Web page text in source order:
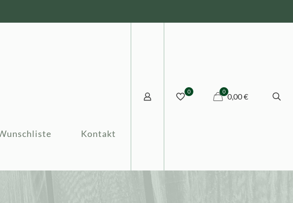
Kontakt
0 0
0,00 €